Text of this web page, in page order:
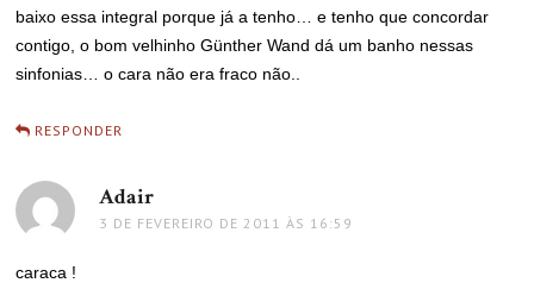
baixo essa integral porque já a tenho… e tenho que concordar
contigo, o bom velhinho Günther Wand dá um banho nessas
sinfonias… o cara não era fraco não..
RESPONDER
Adair
3 DE FEVEREIRO DE 2011 ÀS 16:59
caraca !